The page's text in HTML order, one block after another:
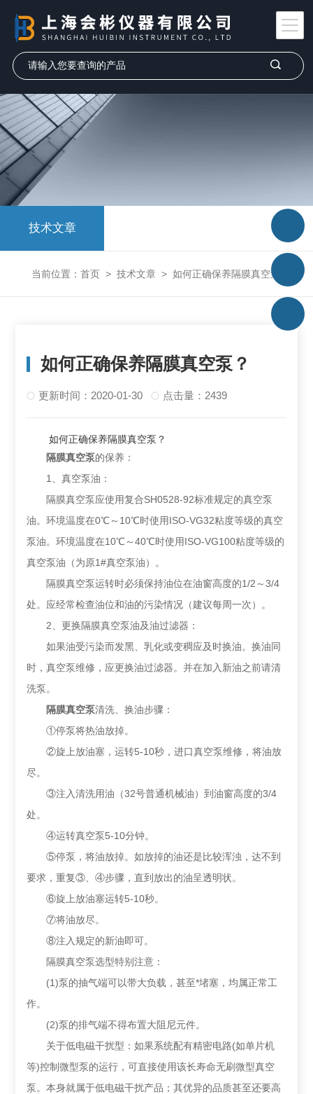
技术文章
当前位置： 首页 > 技术文章 > 如何正确保养隔膜真空泵？
如何正确保养隔膜真空泵？
更新时间：2020-01-30 点击量：2439
如何正确保养隔膜真空泵？
隔膜真空泵的保养：
1、真空泵油：
隔膜真空泵应使用复合SH0528-92标准规定的真空泵
油。环境温度在0℃～10℃时使用ISO-VG32粘度等级的真空
泵油。环境温度在10℃～40℃时使用ISO-VG100粘度等级的
真空泵油（为原1#真空泵油）。
隔膜真空泵运转时必须保持油位在油窗高度的1/2～3/4
处。应经常检查油位和油的污染情况（建议每周一次）。
2、更换隔膜真空泵油及油过滤器：
如果油受污染而发黑、乳化或变稠应及时换油。换油同
时，真空泵维修，应更换油过滤器。并在加入新油之前请清
洗泵。
隔膜真空泵清洗、换油步骤：
①停泵将热油放掉。
②旋上放油塞，运转5-10秒，进口真空泵维修，将油放
尽。
③注入清洗用油（32号普通机械油）到油窗高度的3/4
处。
④运转真空泵5-10分钟。
⑤停泵，将油放掉。如放掉的油还是比较浑浊，达不到
要求，重复③、④步骤，直到放出的油呈透明状。
⑥旋上放油塞运转5-10秒。
⑦将油放尽。
⑧注入规定的新油即可。
隔膜真空泵选型特别注意：
(1)泵的抽气端可以带大负载，甚至*堵塞，均属正常工
作。
(2)泵的排气端不得布置大阻尼元件。
关于低电磁干扰型：如果系统配有精密电路(如单片机
等)控制微型泵的运行，可直接使用该长寿命无刷微型真空
泵。本身就属于低电磁干扰产品；其优异的品质甚至还要高